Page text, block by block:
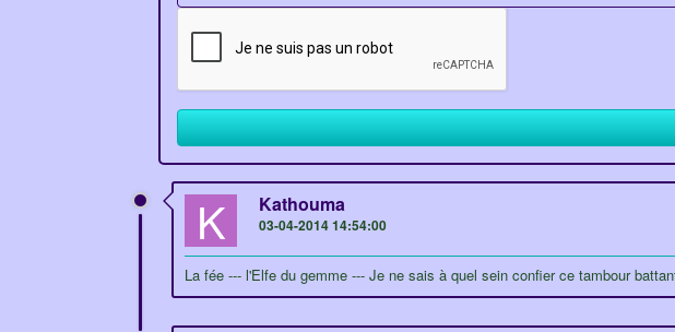
K Kathouma
03-04-2014 14:54:00
La fée --- l'Elfe du gemme --- Je ne sais à quel sein confier ce tambour